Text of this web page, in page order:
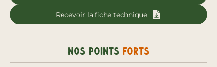
Recevoir la fiche technique
Nos points forts